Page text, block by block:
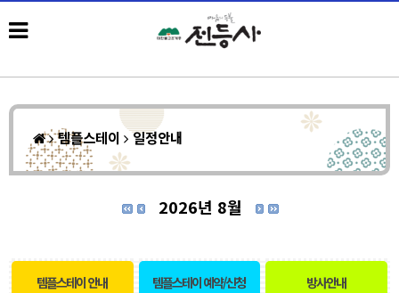
템플스테이 일정안내
2026년 8월
템플스테이 안내 템플스테이 예약/신청 방사안내